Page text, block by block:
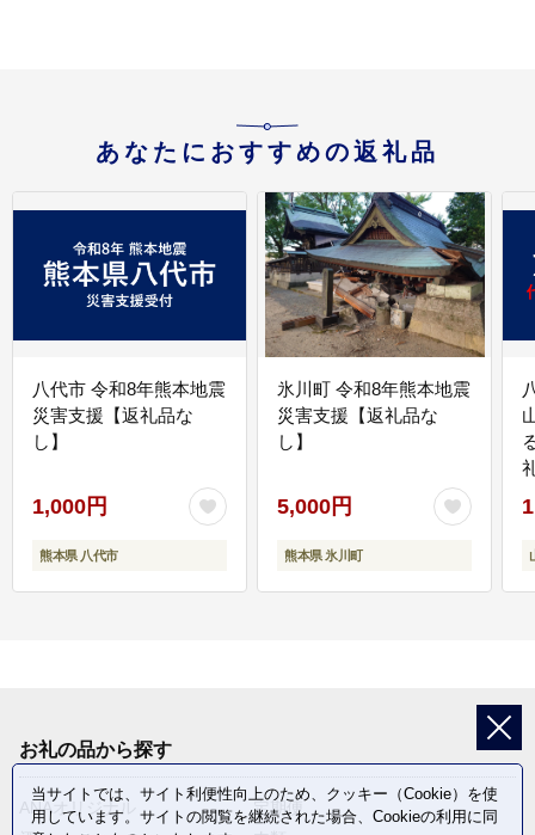
あなたにおすすめの返礼品
八代市 令和8年熊本地震
災害支援【返礼品な
し】
1,000円
熊本県 八代市
氷川町 令和8年熊本地震
災害支援【返礼品な
し】
5,000円
熊本県 氷川町
お礼の品から探す
ANAオリジナル
定期便
当サイトでは、サイト利便性向上のため、クッキー（Cookie）を使
用しています。サイトの閲覧を継続された場合、Cookieの利用に同